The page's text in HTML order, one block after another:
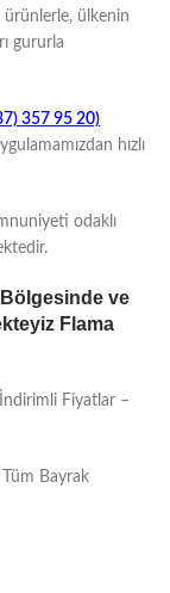
ürünlerle, ülkenin
gururla
357 95 20)
hızlı
odaklı
ve
Flama
Fiyatlar –
Bayrak